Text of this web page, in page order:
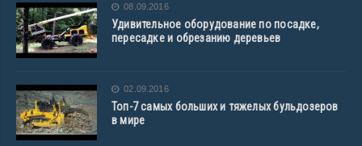
08.09.2016
Удивительное оборудование по посадке,
пересадке и обрезанию деревьев
02.09.2016
Топ-7 самых больших и тяжелых бульдозеров
в мире